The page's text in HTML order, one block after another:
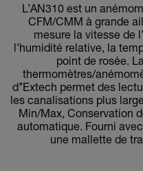
L’AN310 est un
CFM/CMM à grande
mesure la vitesse de
l’humidité relative, la
point de rosée.
thermomètres/
d’’Extech permet des
les canalisations plus
Min/Max, Conservation
automatique. Fourni
une mallette de